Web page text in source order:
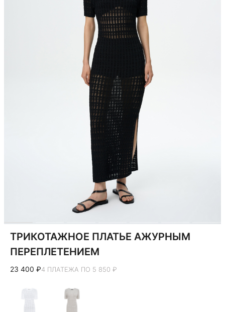
ТРИКОТАЖНОЕ ПЛАТЬЕ АЖУРНЫМ
ПЕРЕПЛЕТЕНИЕМ
23 400 ₽4 ПЛАТЕЖА ПО 5 850 ₽